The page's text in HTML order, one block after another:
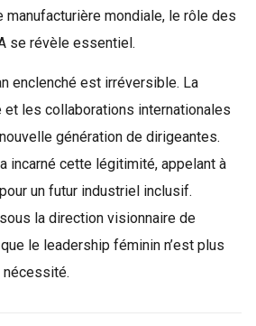
manufacturière mondiale, le rôle des
se révèle essentiel.
enclenché est irréversible. La
les collaborations internationales
génération de dirigeantes.
incarné cette légitimité, appelant à
un futur industriel inclusif.
la direction visionnaire de
le leadership féminin n’est plus
nécessité.